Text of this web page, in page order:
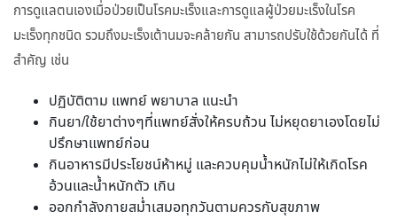
การดูแลตนเองเมื่อป่วยเป็นโรคมะเร็งและการดูแลผู้ป่วยมะเร็งในโรค
มะเร็งทุกชนิด รวมถึงมะเร็งเต้านมจะคล้ายกัน สามารถปรับใช้ด้วยกันได้ ที่
สำคัญ เช่น
ปฏิบัติตาม แพทย์ พยาบาล แนะนำ
กินยา/ใช้ยาต่างๆที่แพทย์สั่งให้ครบถ้วน ไม่หยุดยาเองโดยไม่
ปรึกษาแพทย์ก่อน
กินอาหารมีประโยชน์ห้าหมู่ และควบคุมน้ำหนักไม่ให้เกิดโรค
อ้วนและน้ำหนักตัว เกิน
ออกกำลังกายสม่ำเสมอทุกวันตามควรกับสุขภาพ